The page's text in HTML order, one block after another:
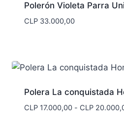
Polerón Violeta Parra
CLP33.000,00
Polera La conquistada
CLP17.000,00 - CLP